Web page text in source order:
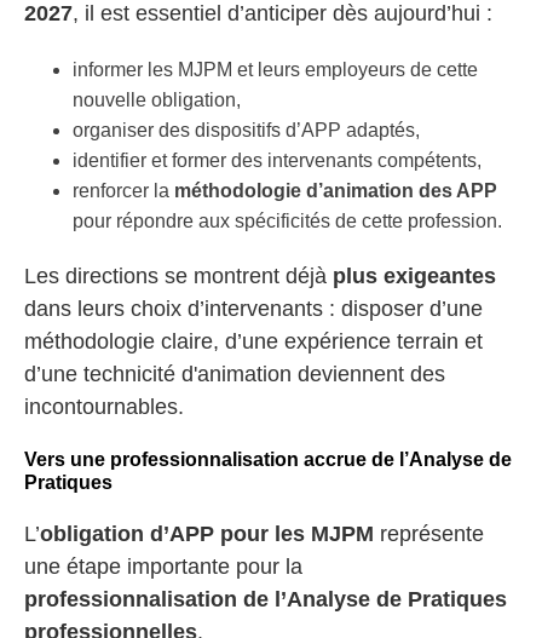
2027, il est essentiel d’anticiper dès aujourd’hui :
informer les MJPM et leurs employeurs de cette
nouvelle obligation,
organiser des dispositifs d’APP adaptés,
identifier et former des intervenants compétents,
renforcer la méthodologie d’animation des APP
pour répondre aux spécificités de cette profession.
Les directions se montrent déjà plus exigeantes
dans leurs choix d’intervenants : disposer d’une
méthodologie claire, d’une expérience terrain et
d’une technicité d'animation deviennent des
incontournables.
Vers une professionnalisation accrue de l’Analyse de
Pratiques
L’obligation d’APP pour les MJPM représente
une étape importante pour la
professionnalisation de l’Analyse de Pratiques
professionnelles.